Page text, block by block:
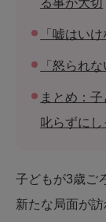
る事が大切
「嘘はい
「怒られ
まとめ：
叱らずに
子どもが3歳ご
新たな局面が